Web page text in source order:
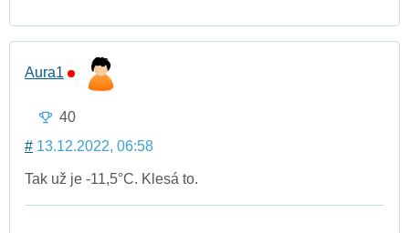
Aura1
40
# 13.12.2022, 06:58
Tak už je -11,5°C. Klesá to.